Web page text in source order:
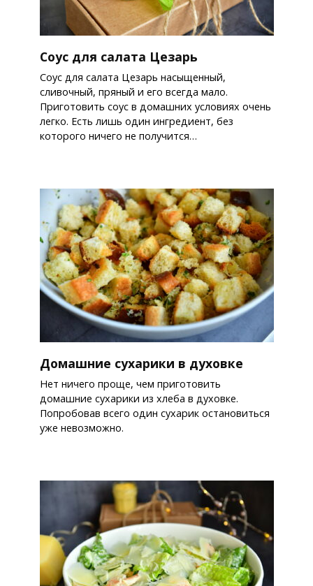
Соус для салата Цезарь
Соус для салата Цезарь насыщенный,
сливочный, пряный и его всегда мало.
Приготовить соус в домашних условиях очень
легко. Есть лишь один ингредиент, без
которого ничего не получится…
Домашние сухарики в духовке
Нет ничего проще, чем приготовить
домашние сухарики из хлеба в духовке.
Попробовав всего один сухарик остановиться
уже невозможно.